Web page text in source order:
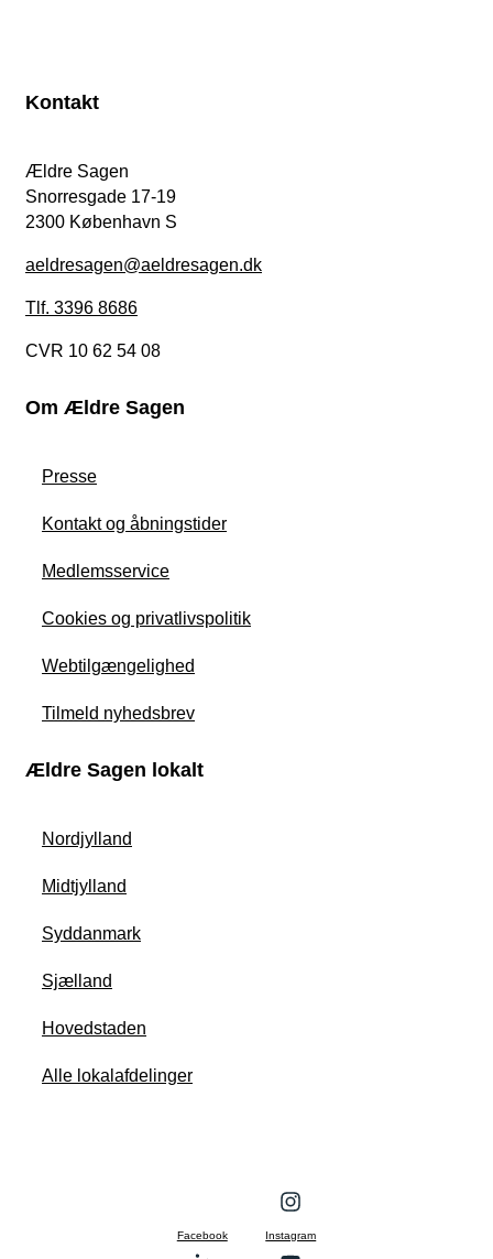
Kontakt
Ældre Sagen
Snorresgade 17-19
2300 København S
aeldresagen@aeldresagen.dk
Tlf. 3396 8686
CVR 10 62 54 08
Om Ældre Sagen
Presse
Kontakt og åbningstider
Medlemsservice
Cookies og privatlivspolitik
Webtilgængelighed
Tilmeld nyhedsbrev
Ældre Sagen lokalt
Nordjylland
Midtjylland
Syddanmark
Sjælland
Hovedstaden
Alle lokalafdelinger
Facebook Instagram